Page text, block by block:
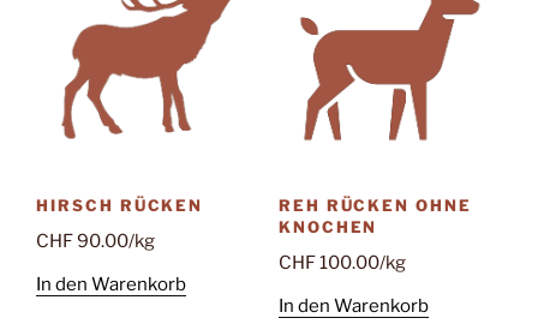
HIRSCH RÜCKEN
CHF90.00/kg
In den Warenkorb
REH RÜCKEN OHNE
KNOCHEN
CHF100.00/kg
In den Warenkorb